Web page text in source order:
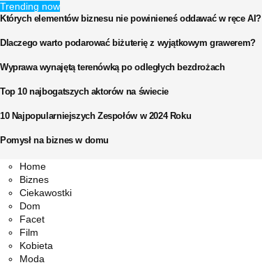
Trending now
Których elementów biznesu nie powinieneś oddawać w ręce AI?
Dlaczego warto podarować biżuterię z wyjątkowym grawerem?
Wyprawa wynajętą terenówką po odległych bezdrożach
Top 10 najbogatszych aktorów na świecie
10 Najpopularniejszych Zespołów w 2024 Roku
Pomysł na biznes w domu
Facebook
Twitter
Instagram
Pinterest
Youtube
Snapchat
Home
Biznes
Ciekawostki
Dom
Facet
Film
Kobieta
Moda